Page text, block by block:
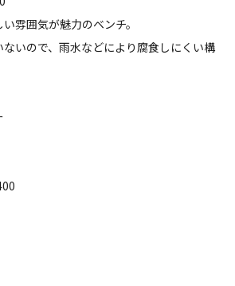
雰囲気が魅力のベンチ。
いので、雨水などにより腐食しにくい構